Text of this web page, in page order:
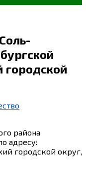
городской
района
адресу:
городской округ,